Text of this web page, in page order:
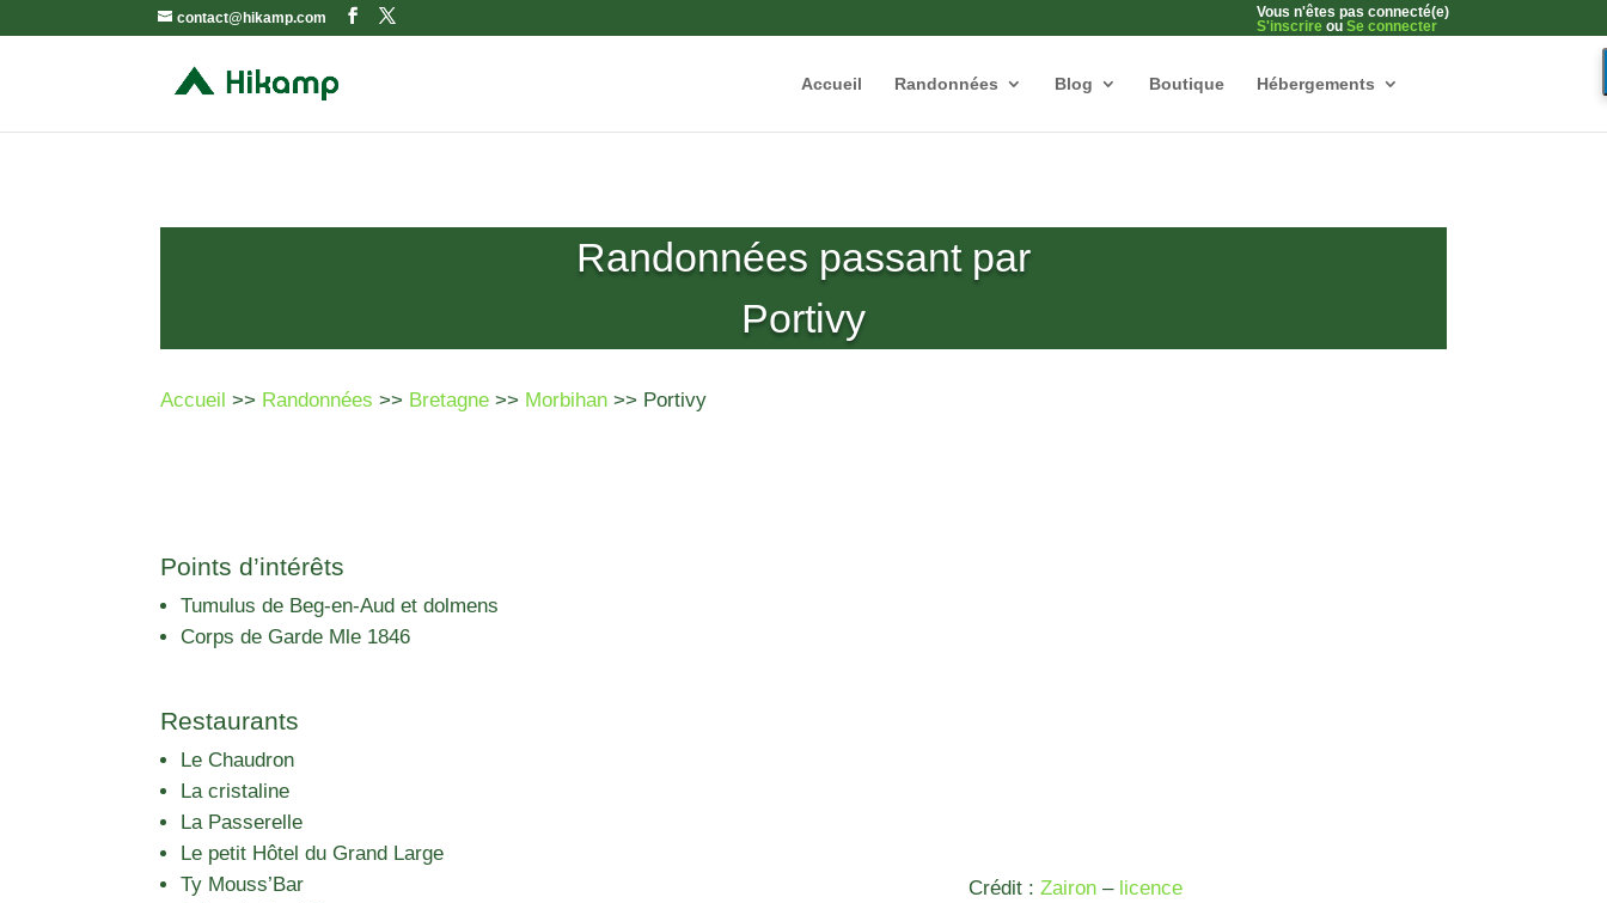
contact@hikamp.com
Vous n'êtes pas connecté(e)
S'inscrire ou Se connecter
Accueil Randonnées Blog Boutique Hébergements
Randonnées passant par
Portivy
Accueil >> Randonnées >> Bretagne >> Morbihan >> Portivy
Crédit : Zairon– licence
Points d’intérêts
Tumulus de Beg-en-Aud et dolmens
Corps de Garde Mle 1846
Restaurants
Le Chaudron
La cristaline
La Passerelle
Le petit Hôtel du Grand Large
Ty Mouss’Bar